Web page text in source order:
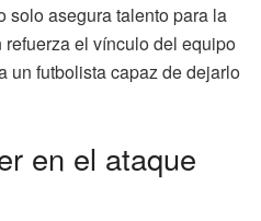
solo asegura talento para la
el vínculo del equipo
un futbolista capaz de dejarlo
en el ataque